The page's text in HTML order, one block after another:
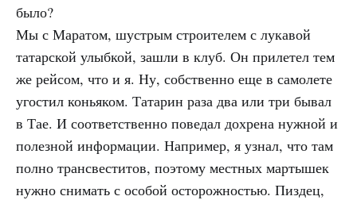
было?
Мы с Маратом, шустрым строителем с лукавой
татарской улыбкой, зашли в клуб. Он прилетел тем
же рейсом, что и я. Ну, собственно еще в самолете
угостил коньяком. Татарин раза два или три бывал
в Тае. И соответственно поведал дохрена нужной и
полезной информации. Например, я узнал, что там
полно трансвеститов, поэтому местных мартышек
нужно снимать с особой осторожностью. Пиздец,